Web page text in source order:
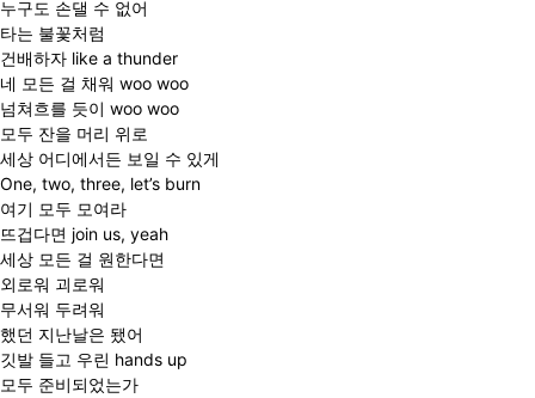
누구도 손댈 수 없어
타는 불꽃처럼
건배하자 like a thunder
네 모든 걸 채워 woo woo
넘쳐흐를 듯이 woo woo
모두 잔을 머리 위로
세상 어디에서든 보일 수 있게
One, two, three, let’s burn
여기 모두 모여라
뜨겁다면 join us, yeah
세상 모든 걸 원한다면
외로워 괴로워
무서워 두려워
했던 지난날은 됐어
깃발 들고 우린 hands up
모두 준비되었는가